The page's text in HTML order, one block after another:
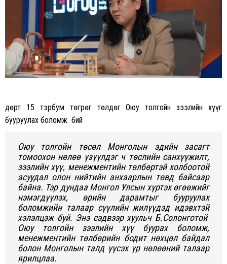
Өдөрт 15 тэрбум төгрөг төлдөг Оюу толгойн зээлийн хүүг
бууруулах боломж бий
Оюу толгойн төсөл Монголын эдийн засагт
томоохон нөлөө үзүүлдэг ч төслийн санхүүжилт,
зээлийн хүү, менежментийн төлбөртэй холбоотой
асуудал олон нийтийн анхаарлын төвд байсаар
байна. Тэр дундаа Монгол Улсын хүртэх өгөөжийг
нэмэгдүүлэх, өрийн дарамтыг бууруулах
боломжийн талаар сүүлийн жилүүдэд идэвхтэй
хэлэлцэж буй. Энэ сэдвээр хуульч Б.Солонготой
Оюу толгойн зээлийн хүү буурах боломж,
менежментийн төлбөрийн бодит нөхцөл байдал
болон Монголын талд үүсэх үр нөлөөний талаар
ярилцлаа.